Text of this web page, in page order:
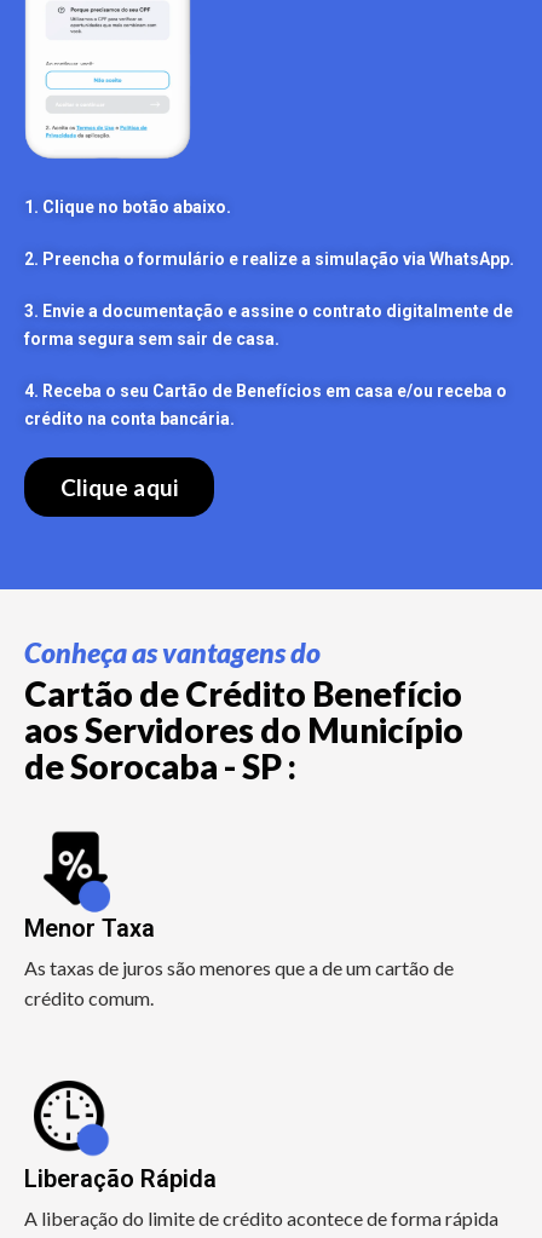
1. Clique no botão abaixo.
2. Preencha o formulário e realize a simulação via WhatsApp.
3. Envie a documentação e assine o contrato digitalmente de
forma segura sem sair de casa.
4. Receba o seu Cartão de Benefícios em casa e/ou receba o
crédito na conta bancária.
Clique aqui
Conheça as vantagens do
Cartão de Crédito Benefício
aos Servidores do Município
de Sorocaba - SP :
Menor Taxa
As taxas de juros são menores que a de um cartão de
crédito comum.
Liberação Rápida
A liberação do limite de crédito acontece de forma rápida